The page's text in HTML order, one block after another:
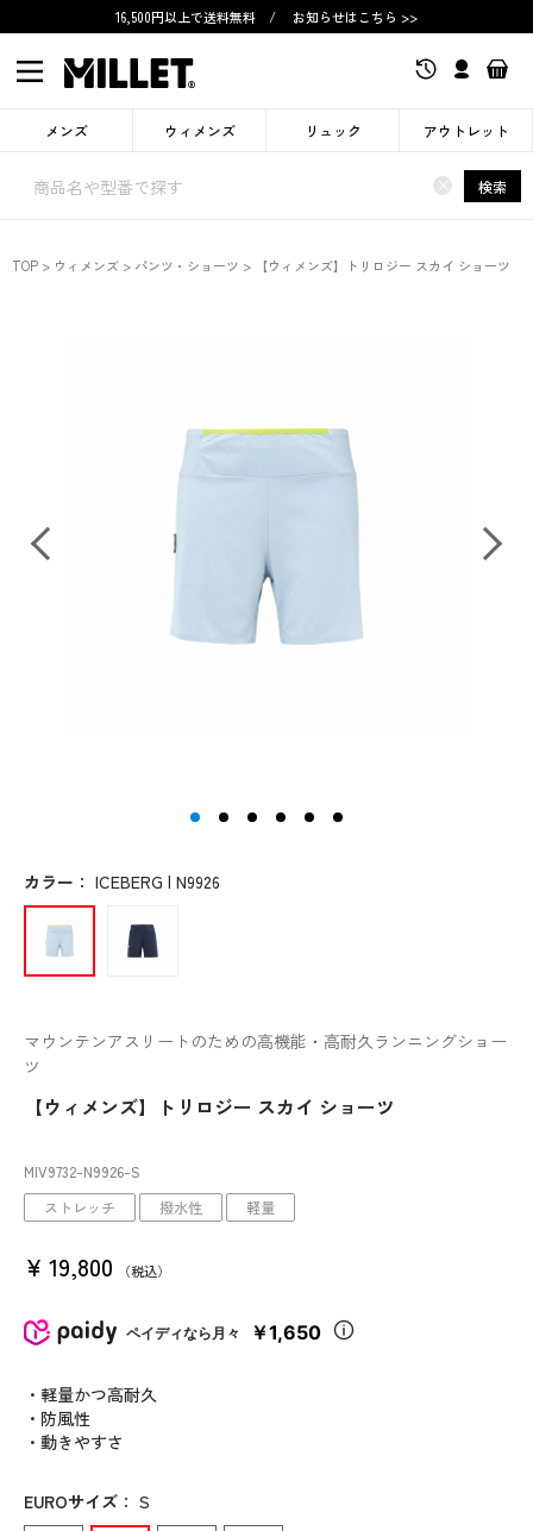
16,500円以上で送料無料 / お知らせはこちら >>
メンズ ウィメンズ リュック アウトレット
× 検索
TOP ウィメンズ パンツ・ショーツ 【ウィメンズ】トリロジー スカイ ショーツ
マウンテンアスリートのための高機能・高耐久ランニングショー
ツ
【ウィメンズ】トリロジー スカイ ショーツ
MIV9732-N9926-S
ストレッチ
撥水性 軽量
¥ 19,800 税込
ペイディなら月々 ￥1,650
・軽量かつ高耐久
・防風性
・動きやすさ
カラー ： ICEBERG | N9926
EUROサイズ ： S